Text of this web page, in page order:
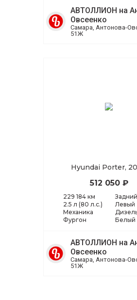
АВТОЛЛИОН на
Овсеенко
Самара, Антонова-
51Ж
Hyundai Porter,
512 050 ₽
229 184 км
2.5 л (80 л.с.)
Механика
Фургон
Задний
Левый
Белый
АВТОЛЛИОН на
Овсеенко
Самара, Антонова-
51Ж